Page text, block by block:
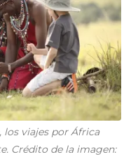
los viajes por África
Crédito de la imagen: